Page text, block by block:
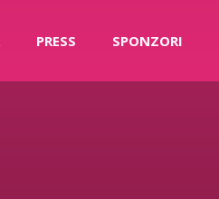
PRESS SPONZORI